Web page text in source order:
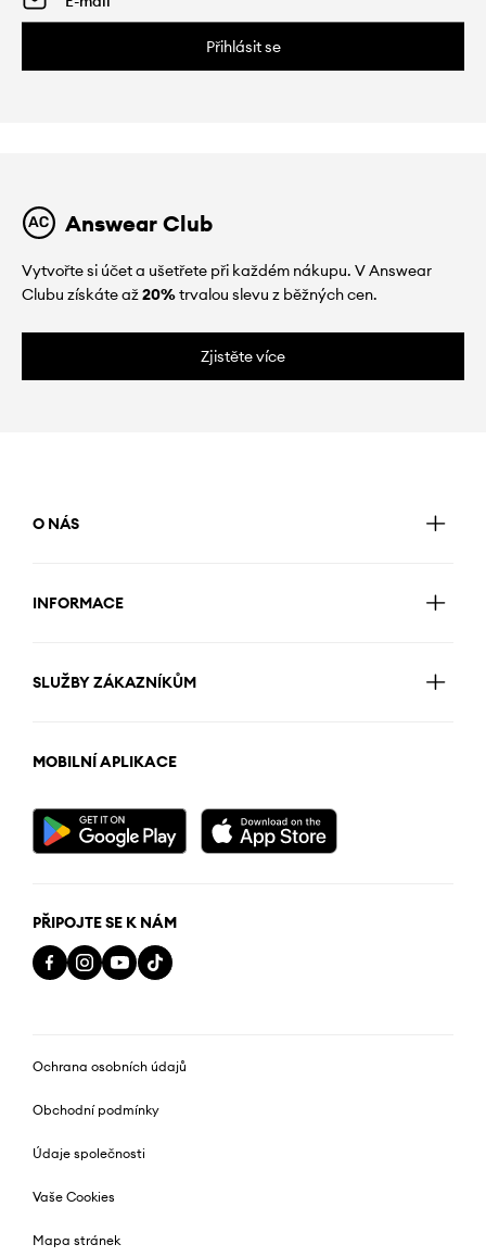
Přihlásit se
Answear Club
Vytvořte si účet a ušetřete při každém nákupu. V Answear
Clubu získáte až20%trvalou slevu z běžných cen.
Zjistěte více
O NÁS
INFORMACE
SLUŽBY ZÁKAZNÍKŮM
MOBILNÍ APLIKACE
PŘIPOJTE SE K NÁM
Ochrana osobních údajů
Obchodní podmínky
Údaje společnosti
Vaše Cookies
Mapa stránek